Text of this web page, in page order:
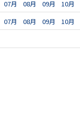
07月
08月 09月 10月
07月
08月 09月 10月